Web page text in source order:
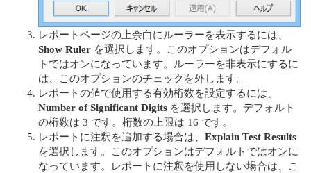
レポートページの上余白にルーラーを表示するには、
Show Ruler を選択します。このオプションはデフォル
トではオンになっています。ルーラーを非表示にするに
は、このオプションのチェックを外します。
レポートの値で使用する有効桁数を設定するには、
Number of Significant Digits を選択します。デフォルト
の桁数は 3 です。桁数の上限は 16 です。
レポートに注釈を追加する場合は、 Explain Test Results
を選択します。このオプションはデフォルトではオンに
なっています。レポートに注釈を使用しない場合は、こ